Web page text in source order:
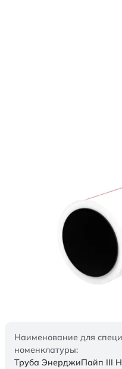
Наименование для
номенклатуры:
Труба ЭнерджиПайп III